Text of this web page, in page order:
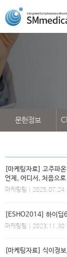
문헌정보
[마케팅자료] 고주파
언제, 어디서, 처음으
마케팅팀 | 2025.07.24
[ESHO2014] 하이딥
마케팅팀 | 2023.11.30
[마케팅자료] 식이정